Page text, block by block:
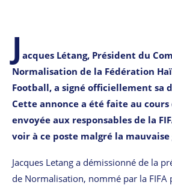
J acques Létang, Président du
Normalisation de la Fédération
Football, a signé officiellement sa
Cette annonce a été faite au cours
envoyée aux responsables de la
voir à ce poste malgré la
Jacques Letang a démissionné de la
de Normalisation, nommé par la